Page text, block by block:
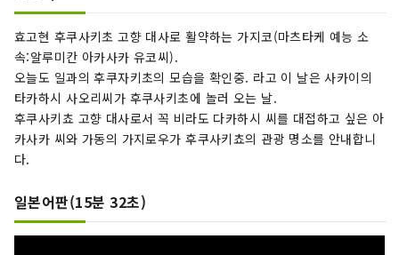
며, 역사와 문화의 유산이 풍부한 지역입니다.
효고현 후쿠사키초 고향 대사로 활약하는 가지코(마츠타케 예능 소
속:알루미칸 아카사카 유코씨).
오늘도 일과의 후쿠자키초의 모습을 확인중. 라고 이 날은 사카이의
타카하시 사오리씨가 후쿠사키초에 놀러 오는 날.
후쿠사키쵸 고향 대사로서 꼭 비라도 다카하시 씨를 대접하고 싶은 아
카사카 씨와 가동의 가지로우가 후쿠사키쵸의 관광 명소를 안내합니
다.
일본어판(15분 32초)